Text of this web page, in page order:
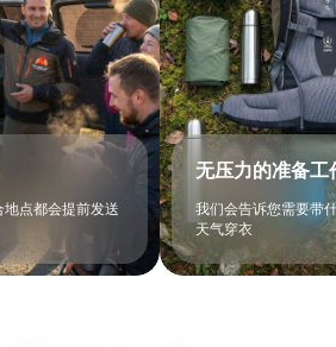
点都会提前发送
无压力的准备工
我们会告诉您需要带
天气穿衣